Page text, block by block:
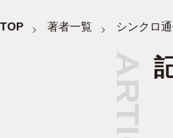
TOP 著者一覧 シンクロ